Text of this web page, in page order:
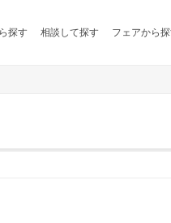
探す 相談して探す フェアから